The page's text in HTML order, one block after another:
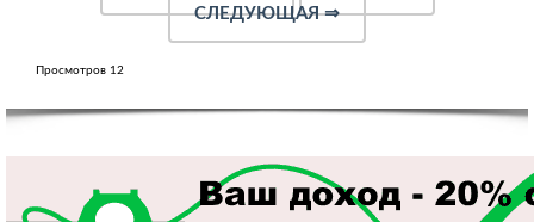
СЛЕДУЮЩАЯ⇒
Просмотров 12